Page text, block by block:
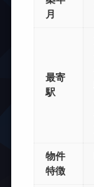
月
最寄
駅
物件
特徴